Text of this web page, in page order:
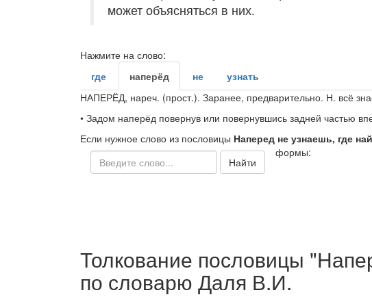
может объясняться в них.
Нажмите на слово:
где
наперёд не
узнать
НАПЕРЁД, нареч. (прост.). Заранее, предварительно. Н. всё
• Задом наперёд повернув или повернувшись задней частью
Если нужное слово из пословицы Наперед не узнаешь, где
формы:
Найти
Толкование пословицы
по словарю Даля В.И.